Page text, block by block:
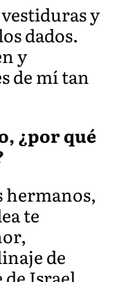
y
dados.
y
de mí tan
¿por qué
hermanos,
te
de